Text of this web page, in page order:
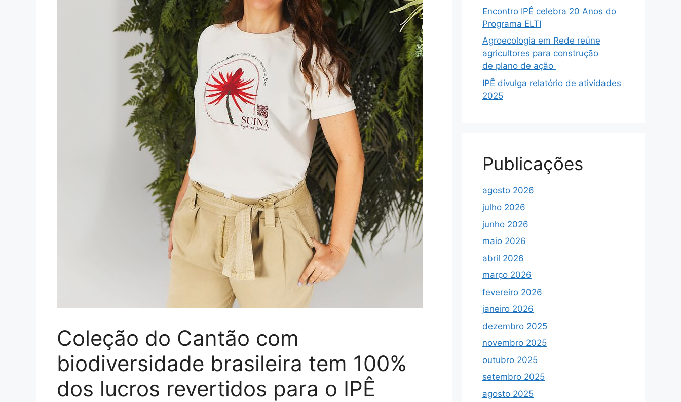
Coleção do Cantão com
biodiversidade brasileira tem 100%
dos lucros revertidos para o IPÊ
Encontro IPÊ celebra 20 Anos do
Programa ELTI
Agroecologia em Rede reúne
agricultores para construção
de plano de ação
IPÊ divulga relatório de atividades
2025
Publicações
agosto 2026
julho 2026
junho 2026
maio 2026
abril 2026
março 2026
fevereiro 2026
janeiro 2026
dezembro 2025
novembro 2025
outubro 2025
setembro 2025
agosto 2025